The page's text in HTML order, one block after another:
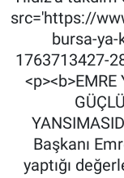
src='https://
bursa-
1763713427-
<p><b>EMRE
Başkanı
yaptığı